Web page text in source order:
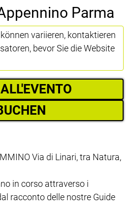
Parma
variieren, kontaktieren
bevor Sie die Website
Via di Linari, tra Natura,
in corso attraverso i
racconto delle nostre Guide